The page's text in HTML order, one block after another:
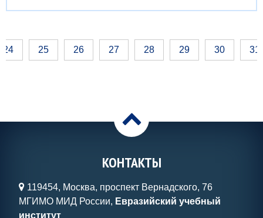
24 25 26 27 28 29 30 31
>
КОНТАКТЫ
119454, Москва, проспект Вернадского, 76
МГИМО МИД России, Евразийский учебный
институт